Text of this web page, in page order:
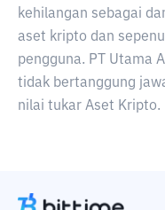
kehilangan sebagai
aset kripto dan
pengguna. PT Utama
tidak bertanggung
nilai tukar Aset Kripto.